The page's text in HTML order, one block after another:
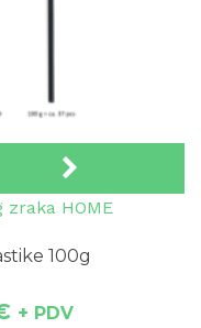
HOME
100g
+ PDV